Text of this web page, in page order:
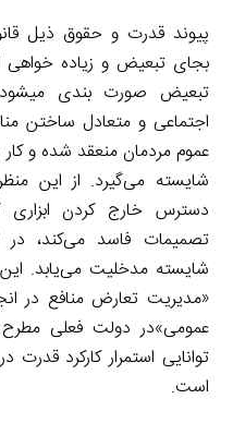
پیوند قدرت و حقوق ذیل
بجای تبعیض و زیاده خواهی
تبعیض صورت بندی
اجتماعی و متعادل ساختن
عموم مردمان منعقد شده و
شایسته می‌گیرد. از این
دسترس خارج کردن ابزاری
تصمیمات فاسد می‌کند، در
شایسته مدخلیت می‌یابد.
«مدیریت تعارض منافع در
عمومی»در دولت فعلی مطرح
توانایی استمرار کارکرد
است.